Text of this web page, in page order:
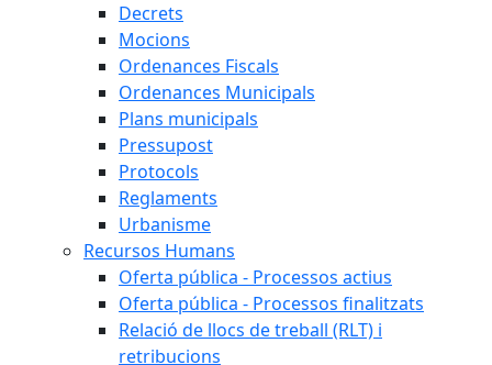
Decrets
Mocions
Ordenances Fiscals
Ordenances Municipals
Plans municipals
Pressupost
Protocols
Reglaments
Urbanisme
Recursos Humans
Oferta pública - Processos actius
Oferta pública - Processos finalitzats
Relació de llocs de treball (RLT) i
retribucions